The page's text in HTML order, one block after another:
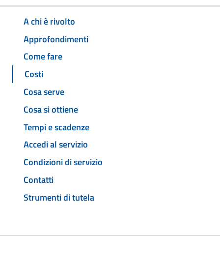
A chi è rivolto
Approfondimenti
Come fare
Costi
Cosa serve
Cosa si ottiene
Tempi e scadenze
Accedi al servizio
Condizioni di servizio
Contatti
Strumenti di tutela